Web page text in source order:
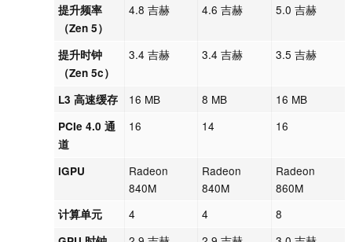
提升频率
（Zen 5）
4.8 吉赫 4.6 吉赫 5.0 吉赫
提升时钟
（Zen 5c）
3.4 吉赫 3.4 吉赫 3.5 吉赫
L3 高速缓存 16 MB 8 MB 16 MB
PCIe 4.0 通
道
16 14 16
iGPU
Radeon
840M
Radeon
840M
Radeon
860M
计算单元 4 4 8